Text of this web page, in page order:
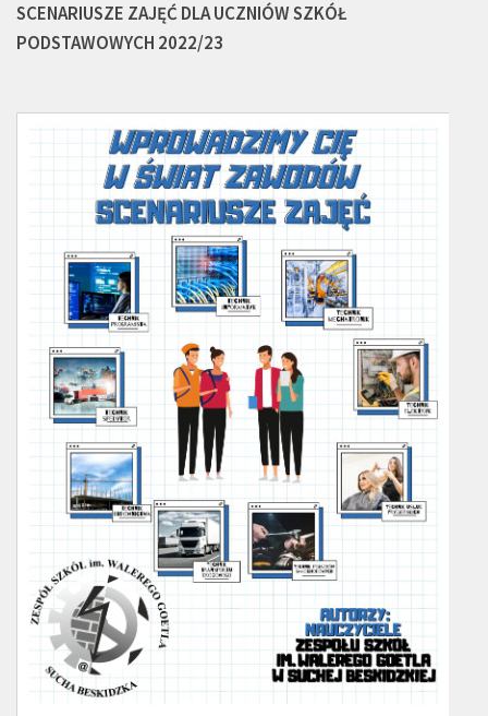
SCENARIUSZE ZAJĘĆ DLA UCZNIÓW SZKÓŁ
PODSTAWOWYCH 2022/23